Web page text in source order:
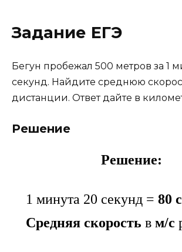
Задание ЕГЭ
Бегун пробежал 500 метров за 1
секунд. Найдите среднюю
дистанции. Ответ дайте в
Решение
Решение:
1 минута 20 секунд = 80
Средняя скорость в м/с